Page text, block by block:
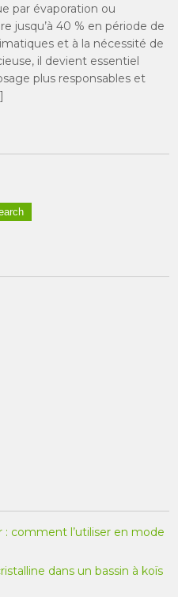
par évaporation ou
jusqu’à 40 % en période de
et à la nécessité de
il devient essentiel
plus responsables et
: comment l’utiliser en mode
dans un bassin à koïs